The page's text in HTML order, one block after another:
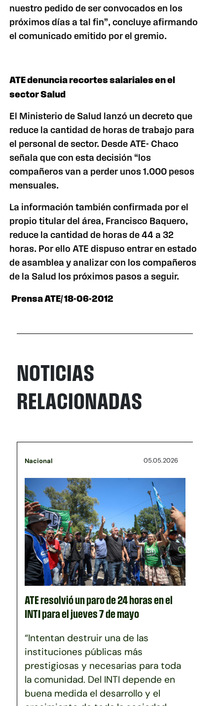
nuestro pedido de ser convocados en los
próximos días a tal fin”, concluye afirmando
el comunicado emitido por el gremio.
ATE denuncia recortes salariales en el
sector Salud
El Ministerio de Salud lanzó un decreto que
reduce la cantidad de horas de trabajo para
el personal de sector. Desde ATE- Chaco
señala que con esta decisión “los
compañeros van a perder unos 1.000 pesos
mensuales.
La información también confirmada por el
propio titular del área, Francisco Baquero,
reduce la cantidad de horas de 44 a 32
horas. Por ello ATE dispuso entrar en estado
de asamblea y analizar con los compañeros
de la Salud los próximos pasos a seguir.
Prensa ATE/ 18-06-2012
NOTICIAS
RELACIONADAS
Nacional 05.05.2026
ATE resolvió un paro de 24 horas en el
INTI para el jueves 7 de mayo
“Intentan destruir una de las
instituciones públicas más
prestigiosas y necesarias para toda
la comunidad. Del INTI depende en
buena medida el desarrollo y el